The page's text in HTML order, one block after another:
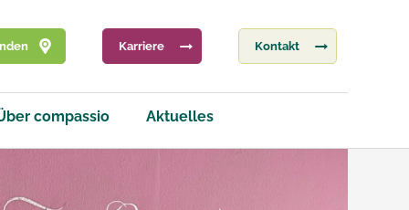
Karriere Kontakt
compassio Aktuelles